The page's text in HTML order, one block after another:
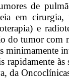
de
em
e
do tumor com
minimamente
rapidamente
da